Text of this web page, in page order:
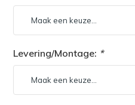
Levering/Montage: *